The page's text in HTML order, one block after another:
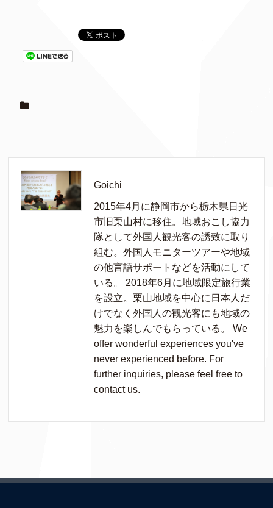
Goichi
2015年4月に静岡市から栃木県日光
市旧栗山村に移住。地域おこし協力
隊として外国人観光客の誘致に取り
組む。外国人モニターツアーや地域
の他言語サポートなどを活動にして
いる。 2018年6月に地域限定旅行業
を設立。栗山地域を中心に日本人だ
けでなく外国人の観光客にも地域の
魅力を楽しんでもらっている。 We
offer wonderful experiences you've
never experienced before. For
further inquiries, please feel free to
contact us.